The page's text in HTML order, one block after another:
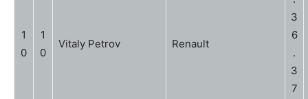
1
0
1
0
Vitaly Petrov Renault
3
6
.
3
7